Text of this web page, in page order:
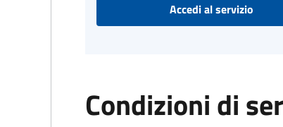
Accedi al servizio
Condizioni di